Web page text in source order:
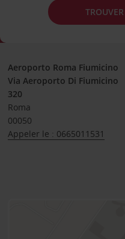
Aeroporto Roma Fiumicino
Via Aeroporto Di Fiumicino
320
Roma
00050
Appeler le : 0665011531